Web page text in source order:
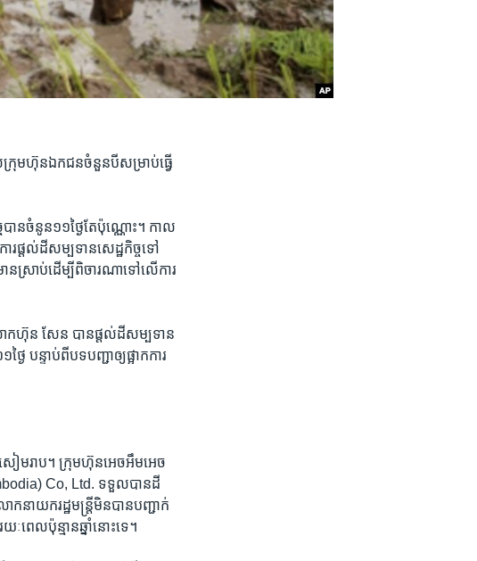
រុមហ៊ុន​ឯកជន​ចំនួន​បី​សម្រាប់​ធ្វើ​
ច​បាន​ចំនូន​១១​ថ្ងៃ​តែ​ប៉ុណ្ណោះ។ កាល​
ារផ្តល់​ដីសម្បទាន​សេដ្ឋកិច្ច​ទៅ​
ស្រាប់​ដើម្បី​ពិចារណា​ទៅ​លើ​ការ​
ក​ហ៊ុន​ សែន​ បាន​ផ្តល់​ដីសម្បទាន​
ន្ទាប់​ពី​បទបញ្ជា​ឲ្យ​ផ្អាក​ការ
មរាប។​ ក្រុមហ៊ុន​អេចអឹមអេច​
Co, Ltd. ​ទទួល​បាន​ដី​
ាយក​រដ្ឋមន្ត្រី​មិន​បាន​បញ្ជាក់​
ពេល​ប៉ុន្មាន​ឆ្នាំ​នោះ​ទេ។